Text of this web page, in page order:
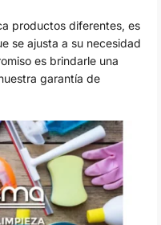
productos diferentes, es
se ajusta a su necesidad
es brindarle una
garantía de